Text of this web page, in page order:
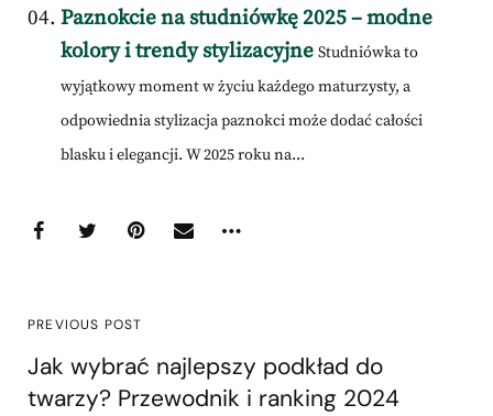
Paznokcie na studniówkę 2025 – modne
kolory i trendy stylizacyjne Studniówka to
wyjątkowy moment w życiu każdego maturzysty, a
odpowiednia stylizacja paznokci może dodać całości
blasku i elegancji. W 2025 roku na...
PREVIOUS POST
Jak wybrać najlepszy podkład do
twarzy? Przewodnik i ranking 2024